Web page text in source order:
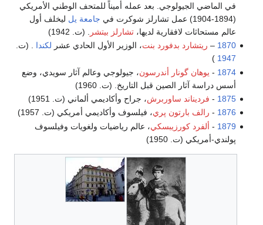
في الماضي الجيولوجي. بعد عمله أميناً للمتحف الوطني الأمريكي
(1894-1904) عمل تشارلز شوكرت في
جامعة يل ليخلف أول
عالم مستحاثات لافقارية لديها،تشارلز بيتشر
. (ت. 1942)
1870
– ريتشارد بدفورد بنت، الوزير الأول الحادي عشر لكندا . (ت.
1947
)
1874
- يوهان گونار أندرسون، جيولوجي وعالم آثار سويدي، وضع
أسس دراسة آثار الصين قبل التاريخ. (ت. 1960)
1875
- فرديناند ساوربرش، جراح وأكاديمي ألماني (ت. 1951)
1876
- رالف بارتون پري، فيلسوف وأكاديمي أمريكي (ت. 1957)
1879
- ألفرد كورزيبسكي، عالم رياضيات ولغويات وفيلسوف
پولندي-أمريكي (ت. 1950)